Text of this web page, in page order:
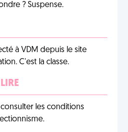
? Suspense.
à VDM depuis le site
C'est la classe.
les conditions